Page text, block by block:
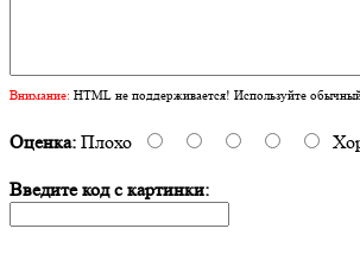
Внимание: HTML не поддерживается! Используйте обычный
Оценка: Плохо
Введите код с картинки: